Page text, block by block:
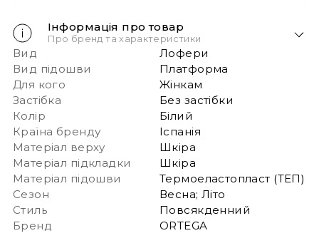
Інформація про товар
Про бренд та характеристики
Вид
Лофери
Вид підошви
Платформа
Для кого
Жінкам
Застібка
Без застібки
Колір
Білий
Країна бренду
Іспанія
Матеріал верху
Шкіра
Матеріал підкладки
Шкіра
Матеріал підошви
Термоеластопласт (ТЕП)
Сезон
Весна; Літо
Стиль
Повсякденний
Бренд
ORTEGA